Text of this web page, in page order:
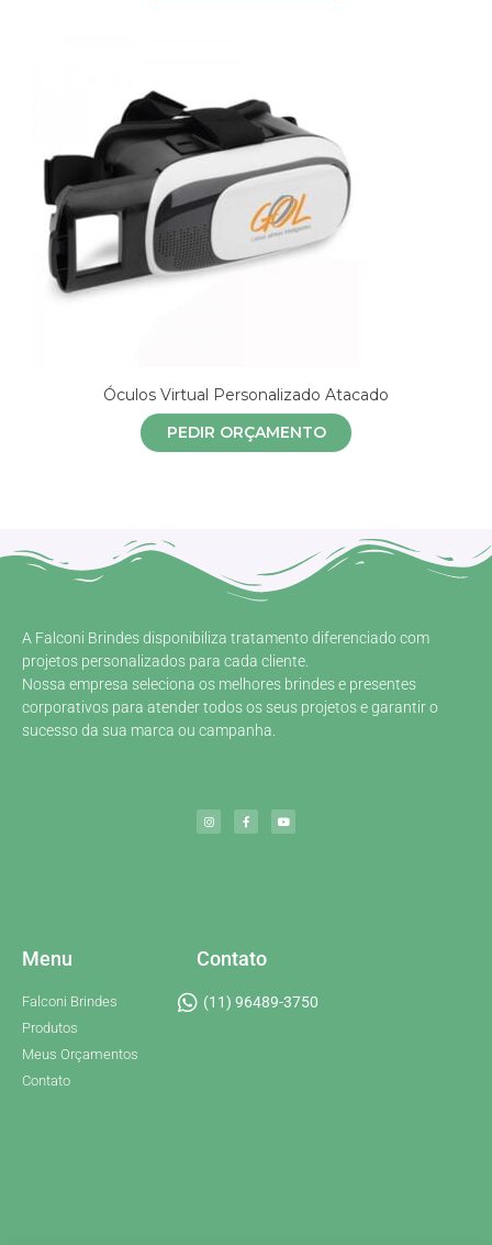
Óculos Virtual Personalizado Atacado
PEDIR ORÇAMENTO
A Falconi Brindes disponibiliza tratamento diferenciado com
projetos personalizados para cada cliente.
Nossa empresa seleciona os melhores brindes e presentes
corporativos para atender todos os seus projetos e garantir o
sucesso da sua marca ou campanha.
Menu
Falconi Brindes
Produtos
Meus Orçamentos
Contato
Contato
(11) 96489-3750